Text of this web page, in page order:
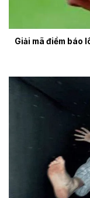
Giải mã điềm báo